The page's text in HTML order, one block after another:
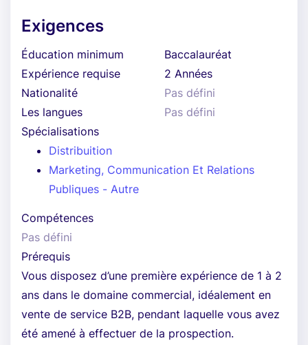
Exigences
Éducation minimum
Baccalauréat
Expérience requise
2 Années
Nationalité
Pas défini
Les langues
Pas défini
Spécialisations
Distribuition
Marketing, Communication Et Relations
Publiques - Autre
Compétences
Pas défini
Prérequis
Vous disposez d’une première expérience de 1 à 2
ans dans le domaine commercial, idéalement en
vente de service B2B, pendant laquelle vous avez
été amené à effectuer de la prospection.